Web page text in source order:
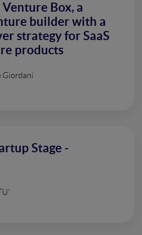
Box, a
builder with a
strategy for SaaS
products
Giordani
Stage -